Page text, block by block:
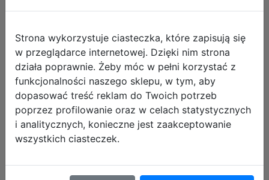
27,88 zł
DO KOSZYKA
Strona wykorzystuje ciasteczka, które zapisują się
w przeglądarce internetowej. Dzięki nim strona
działa poprawnie. Żeby móc w pełni korzystać z
funkcjonalności naszego sklepu, w tym, aby
dopasować treść reklam do Twoich potrzeb
poprzez profilowanie oraz w celach statystycznych
i analitycznych, konieczne jest zaakceptowanie
wszystkich ciasteczek.